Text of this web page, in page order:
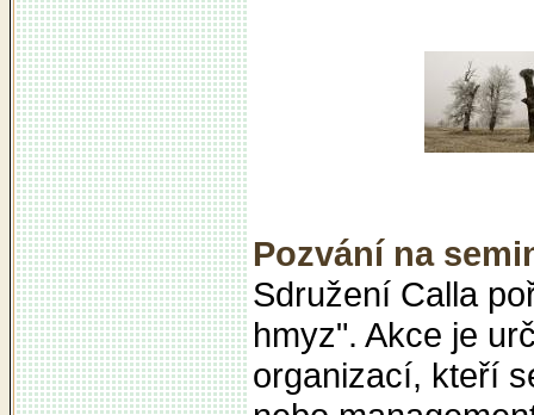
Pozvání na
Sdružení Calla
hmyz". Akce je
organizací, kteří